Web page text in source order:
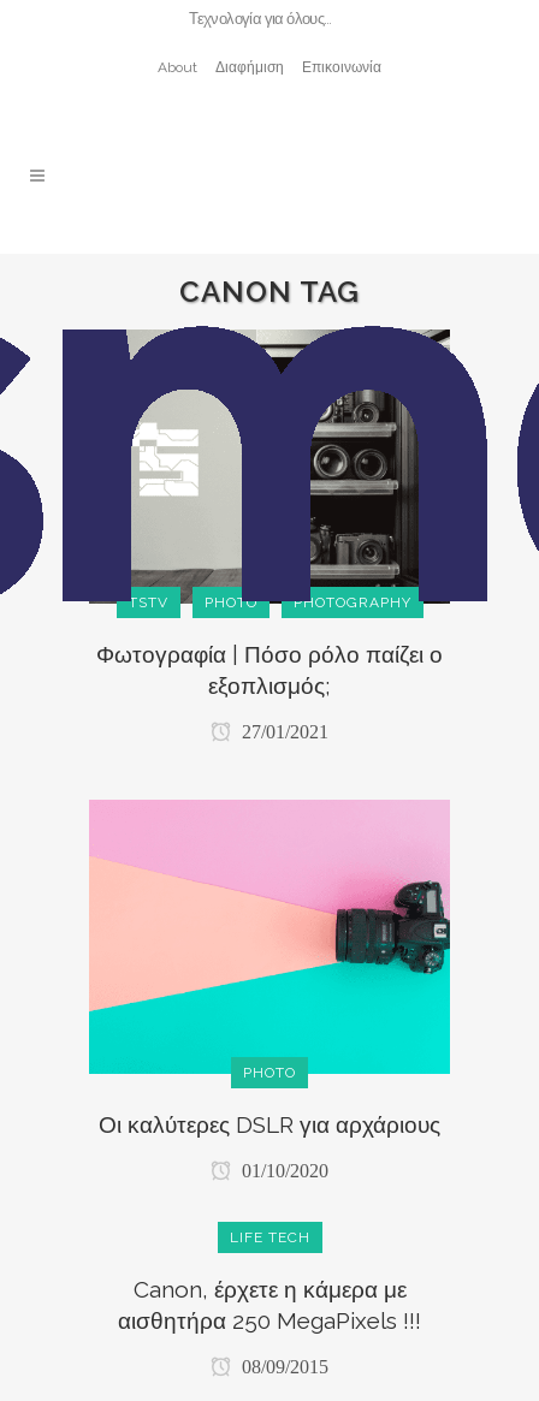
Τεχνολογία για όλους…
About Διαφήμιση Επικοινωνία
CANON TAG
TSTV PHOTO PHOTOGRAPHY
Φωτογραφία | Πόσο ρόλο παίζει ο
εξοπλισμός;
27/01/2021
PHOTO
Οι καλύτερες DSLR για αρχάριους
01/10/2020
LIFE TECH
Canon, έρχετε η κάμερα με
αισθητήρα 250 MegaPixels !!!
08/09/2015